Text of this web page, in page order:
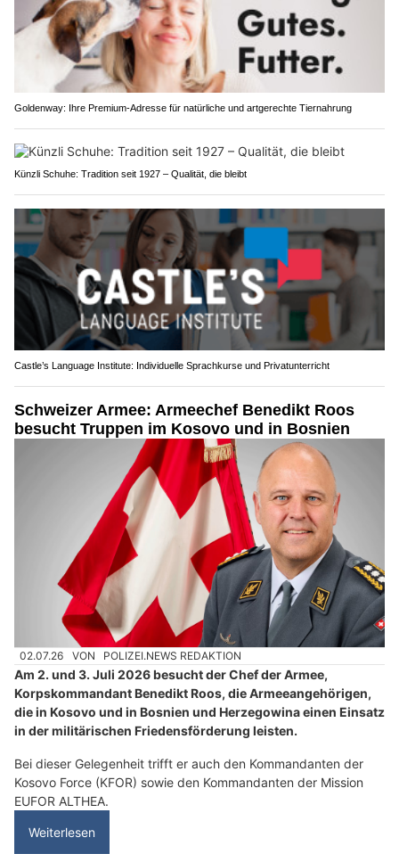
Goldenway: Ihre Premium-Adresse für natürliche und artgerechte Tiernahrung
Künzli Schuhe: Tradition seit 1927 – Qualität, die bleibt
Castle’s Language Institute: Individuelle Sprachkurse und Privatunterricht
Schweizer Armee: Armeechef Benedikt Roos
besucht Truppen im Kosovo und in Bosnien
02.07.26 VON POLIZEI.NEWS REDAKTION
Am 2. und 3. Juli 2026 besucht der Chef der Armee,
Korpskommandant Benedikt Roos, die Armeeangehörigen,
die in Kosovo und in Bosnien und Herzegowina einen Einsatz
in der militärischen Friedensförderung leisten.
Bei dieser Gelegenheit trifft er auch den Kommandanten der
Kosovo Force (KFOR) sowie den Kommandanten der Mission
EUFOR ALTHEA.
Weiterlesen